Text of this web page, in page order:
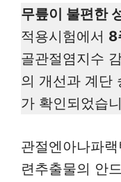
무릎이 불편한
적용시험에서 8
골관절염지수
의 개선과 계단
가 확인되었습
관절엔아나파
련추출물의 안